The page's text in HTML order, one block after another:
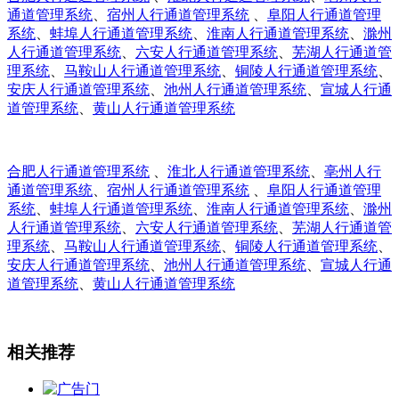
通道管理系统
宿州人行通道管理系统
阜阳人行通道管理
系统
蚌埠人行通道管理系统 淮南人行通道管理系统
滁州
人行通道管理系统
六安人行通道管理系统
芜湖人行通道管
理系统
马鞍山人行通道管理系统 铜陵人行通道管理系统
安庆人行通道管理系统
池州人行通道管理系统
宣城人行通
道管理系统
黄山人行通道管理系统
合肥人行通道管理系统 淮北人行通道管理系统
亳州人行
通道管理系统
宿州人行通道管理系统
阜阳人行通道管理
系统
蚌埠人行通道管理系统 淮南人行通道管理系统
滁州
人行通道管理系统
六安人行通道管理系统
芜湖人行通道管
理系统
马鞍山人行通道管理系统 铜陵人行通道管理系统
安庆人行通道管理系统
池州人行通道管理系统
宣城人行通
道管理系统
黄山人行通道管理系统
相关推荐